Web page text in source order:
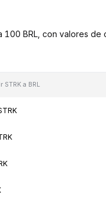
BRL, con valores
STRK a BRL